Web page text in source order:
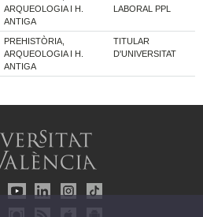
ARQUEOLOGIA I H.
ANTIGA
LABORAL PPL
PREHISTÒRIA,
ARQUEOLOGIA I H.
ANTIGA
TITULAR
D'UNIVERSITAT